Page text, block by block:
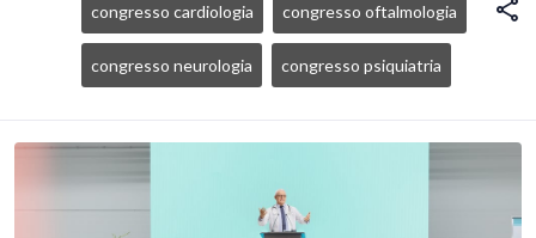
congresso cardiologia congresso oftalmologia
congresso neurologia congresso psiquiatria